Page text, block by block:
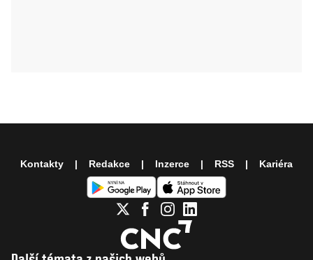
Kontakty Redakce Inzerce RSS Kariéra